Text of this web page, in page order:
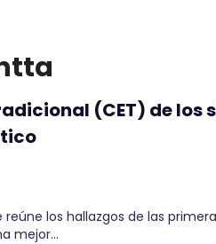
(CET) de los
los hallazgos de las
mejor…